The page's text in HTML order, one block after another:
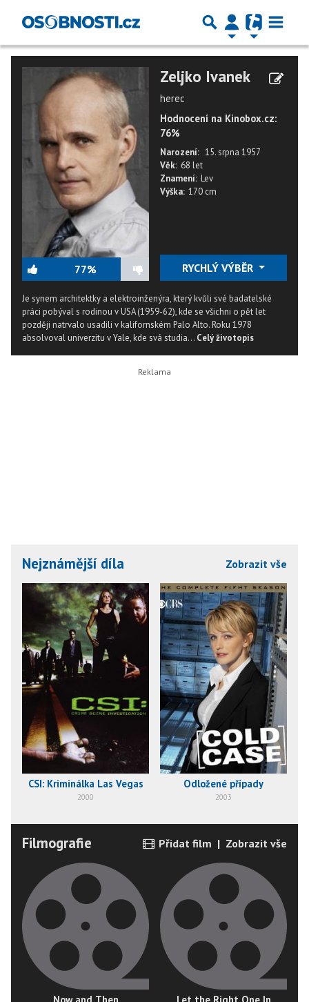
77%
Zeljko Ivanek
herec
Hodnocení na Kinobox.cz:
76%
Narození: 15. srpna 1957
Věk: 68 let
Znamení: Lev
Výška: 170 cm
RYCHLÝ VÝBĚR
Je synem architektky a elektroinženýra, který kvůli své badatelské
práci pobýval s rodinou v USA (1959-62), kde se všichni o pět let
později natrvalo usadili v kalifornském Palo Alto. Roku 1978
absolvoval univerzitu v Yale, kde svá studia... Celý životopis
Nejznámější díla Zobrazit vše
CSI: Kriminálka Las Vegas
2000
Odložené případy
2003
Filmografie Přidat film | Zobrazit vše